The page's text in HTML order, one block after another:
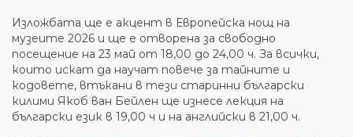
Изложбата ще е акцент в Европейска нощ на
музеите 2026 и ще е отворена за свободно
посещение на 23 май от 18,00 до 24,00 ч. За всички,
които искат да научат повече за тайните и
кодовете, втъкани в тези старинни български
килими Якоб ван Бейлен ще изнесе лекция на
български език в 19,00 ч и на английски в 21,00 ч.